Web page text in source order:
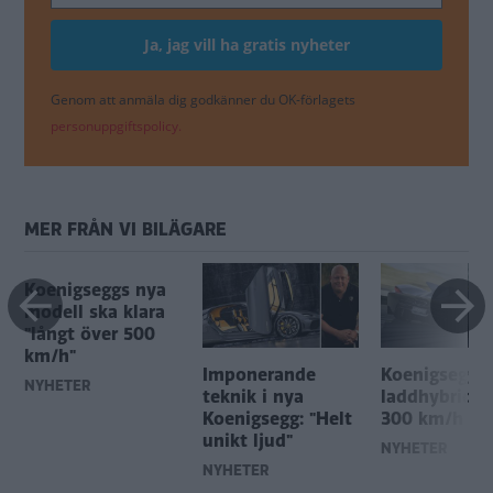
Genom att anmäla dig godkänner du OK-förlagets
personuppgiftspolicy.
MER FRÅN VI BILÄGARE
Koenigseggs nya
modell ska klara
"långt över 500
km/h"
NYHETER
Imponerande
teknik i nya
Koenigsegg: "Helt
unikt ljud"
NYHETER
Koenigseggs
laddhybrid
300 km/h
NYHETER